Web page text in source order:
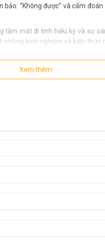
“Không được” và cấm
làm mất đi tính hiếu kỳ và sự
những kinh nghiệm và kiến
mà cần hiểu rằng trẻ
của trẻ. Hãy trao sự tự do cho
những trò phá phách là nuôi
trẻ.
Xem thêm